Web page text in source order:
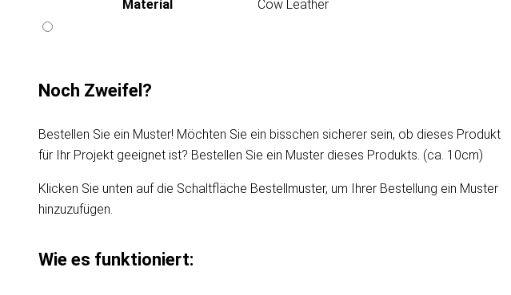
Material
Cow Leather
Noch Zweifel?
Bestellen Sie ein Muster! Möchten Sie ein bisschen sicherer sein, ob dieses Produkt
für Ihr Projekt geeignet ist? Bestellen Sie ein Muster dieses Produkts. (ca. 10cm)
Klicken Sie unten auf die Schaltfläche Bestellmuster, um Ihrer Bestellung ein Muster
hinzuzufügen.
Wie es funktioniert: